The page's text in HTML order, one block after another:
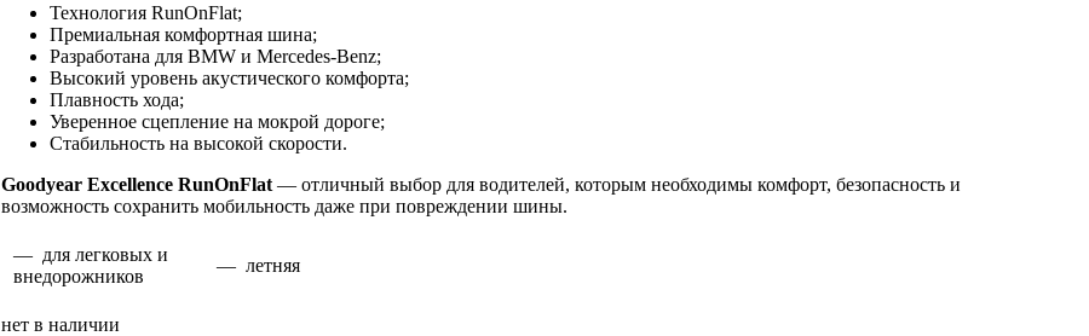
Технология RunOnFlat;
Премиальная комфортная шина;
Разработана для BMW и Mercedes-Benz;
Высокий уровень акустического комфорта;
Плавность хода;
Уверенное сцепление на мокрой дороге;
Стабильность на высокой скорости.
Goodyear Excellence RunOnFlat — отличный выбор для водителей, которым необходимы комфорт, безопасность и
возможность сохранить мобильность даже при повреждении шины.
— для легковых и
внедорожников
— летняя
нет в наличии